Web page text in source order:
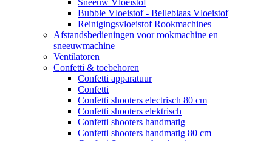
Sneeuw Vloeistof
Bubble Vloeistof - Belleblaas Vloeistof
Reinigingsvloeistof Rookmachines
Afstandsbedieningen voor rookmachine en
sneeuwmachine
Ventilatoren
Confetti & toebehoren
Confetti apparatuur
Confetti
Confetti shooters electrisch 80 cm
Confetti shooters elektrisch
Confetti shooters handmatig
Confetti shooters handmatig 80 cm